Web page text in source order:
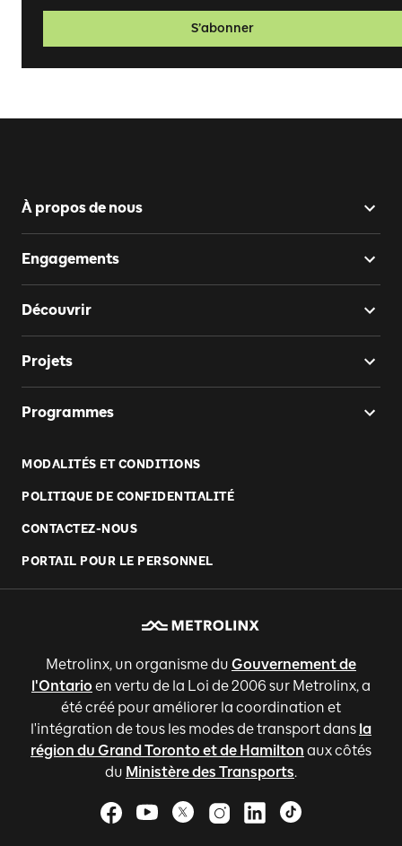
S’abonner
À propos de nous
Engagements
Découvrir
Projets
Programmes
MODALITÉS ET CONDITIONS
POLITIQUE DE CONFIDENTIALITÉ
CONTACTEZ-NOUS
PORTAIL POUR LE PERSONNEL
Metrolinx, un organisme du Gouvernement de
l'Ontario en vertu de la Loi de 2006 sur Metrolinx, a
été créé pour améliorer la coordination et
l'intégration de tous les modes de transport dans la
région du Grand Toronto et de Hamilton aux côtés
du Ministère des Transports.